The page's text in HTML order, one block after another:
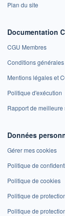
Plan du site
Documentation
CGU Membres
Conditions générales
Mentions légales et
Politique d'exécution
Rapport de
Données
Gérer mes cookies
Politique de
Politique de cookies
Politique de
Politique de